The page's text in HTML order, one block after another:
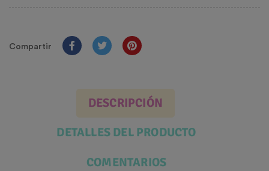
Compartir
DESCRIPCIÓN
DETALLES DEL PRODUCTO
COMENTARIOS